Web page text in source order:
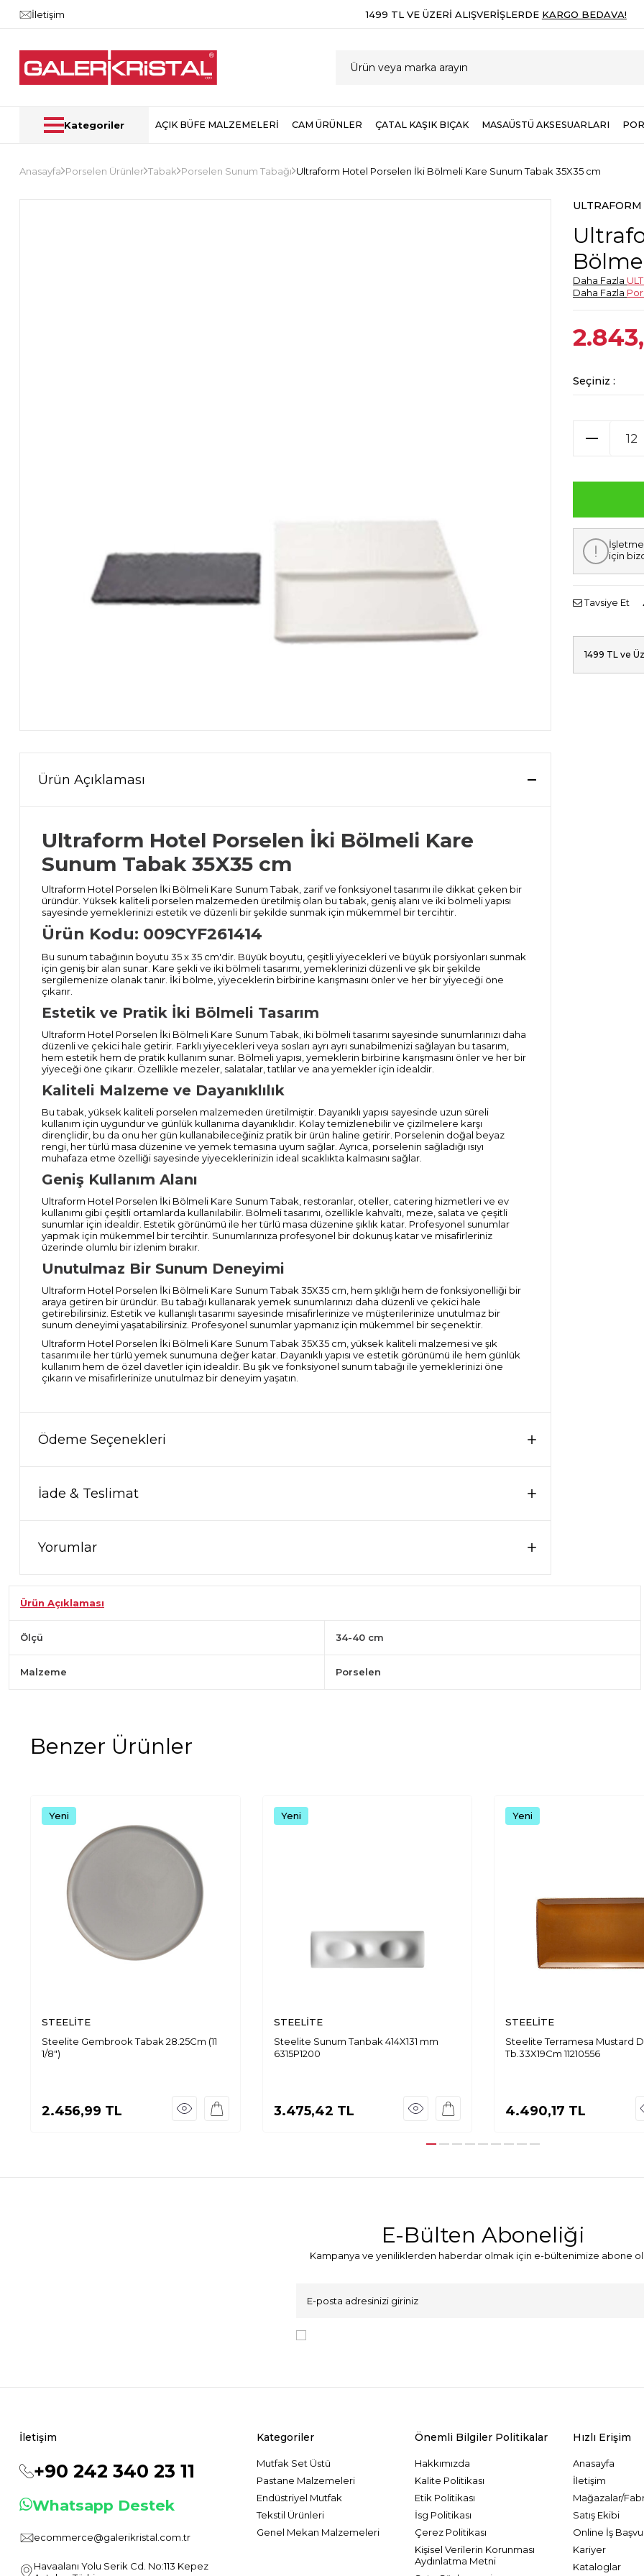
İletişim 1499 TL VE ÜZERI ALIŞVERIŞLERDE KARGO BEDAVA!
Kategoriler AÇIK BÜFE MALZEMELERİ CAM ÜRÜNLER ÇATAL KAŞIK BIÇAK MASAÜSTÜ AKSESUARLARI
Anasayfa Porselen Ürünler Tabak Porselen Sunum Tabağı Ultraform Hotel Porselen İki Bölmeli Kare Sunum Tabak 35X35 cm
Ürün Açıklaması
Ultraform Hotel Porselen İki Bölmeli Kare
Sunum Tabak 35X35 cm
Ultraform Hotel Porselen İki Bölmeli Kare Sunum Tabak, zarif ve fonksiyonel tasarımı ile dikkat çeken bir
üründür. Yüksek kaliteli porselen malzemeden üretilmiş olan bu tabak, geniş alanı ve iki bölmeli yapısı
sayesinde yemeklerinizi estetik ve düzenli bir şekilde sunmak için mükemmel bir tercihtir.
Ürün Kodu: 009CYF261414
Bu sunum tabağının boyutu 35 x 35 cm'dir. Büyük boyutu, çeşitli yiyecekleri ve büyük porsiyonları sunmak
için geniş bir alan sunar. Kare şekli ve iki bölmeli tasarımı, yemeklerinizi düzenli ve şık bir şekilde
sergilemenize olanak tanır. İki bölme, yiyeceklerin birbirine karışmasını önler ve her bir yiyeceği öne
çıkarır.
Estetik ve Pratik İki Bölmeli Tasarım
Ultraform Hotel Porselen İki Bölmeli Kare Sunum Tabak, iki bölmeli tasarımı sayesinde sunumlarınızı daha
düzenli ve çekici hale getirir. Farklı yiyecekleri veya sosları ayrı ayrı sunabilmenizi sağlayan bu tasarım,
hem estetik hem de pratik kullanım sunar. Bölmeli yapısı, yemeklerin birbirine karışmasını önler ve her bir
yiyeceği öne çıkarır. Özellikle mezeler, salatalar, tatlılar ve ana yemekler için idealdir.
Kaliteli Malzeme ve Dayanıklılık
Bu tabak, yüksek kaliteli porselen malzemeden üretilmiştir. Dayanıklı yapısı sayesinde uzun süreli
kullanım için uygundur ve günlük kullanıma dayanıklıdır. Kolay temizlenebilir ve çizilmelere karşı
dirençlidir, bu da onu her gün kullanabileceğiniz pratik bir ürün haline getirir. Porselenin doğal beyaz
rengi, her türlü masa düzenine ve yemek temasına uyum sağlar. Ayrıca, porselenin sağladığı ısıyı
muhafaza etme özelliği sayesinde yiyeceklerinizin ideal sıcaklıkta kalmasını sağlar.
Geniş Kullanım Alanı
Ultraform Hotel Porselen İki Bölmeli Kare Sunum Tabak, restoranlar, oteller, catering hizmetleri ve ev
kullanımı gibi çeşitli ortamlarda kullanılabilir. Bölmeli tasarımı, özellikle kahvaltı, meze, salata ve çeşitli
sunumlar için idealdir. Estetik görünümü ile her türlü masa düzenine şıklık katar. Profesyonel sunumlar
yapmak için mükemmel bir tercihtir. Sunumlarınıza profesyonel bir dokunuş katar ve misafirleriniz
üzerinde olumlu bir izlenim bırakır.
Unutulmaz Bir Sunum Deneyimi
Ultraform Hotel Porselen İki Bölmeli Kare Sunum Tabak 35X35 cm, hem şıklığı hem de fonksiyonelliği bir
araya getiren bir üründür. Bu tabağı kullanarak yemek sunumlarınızı daha düzenli ve çekici hale
getirebilirsiniz. Estetik ve kullanışlı tasarımı sayesinde misafirlerinize ve müşterilerinize unutulmaz bir
sunum deneyimi yaşatabilirsiniz. Profesyonel sunumlar yapmanız için mükemmel bir seçenektir.
Ultraform Hotel Porselen İki Bölmeli Kare Sunum Tabak 35X35 cm, yüksek kaliteli malzemesi ve şık
tasarımı ile her türlü yemek sunumuna değer katar. Dayanıklı yapısı ve estetik görünümü ile hem günlük
kullanım hem de özel davetler için idealdir. Bu şık ve fonksiyonel sunum tabağı ile yemeklerinizi öne
çıkarın ve misafirlerinize unutulmaz bir deneyim yaşatın.
Ödeme Seçenekleri
İade & Teslimat
Yorumlar
cm
Daha Fazla
Daha Fazla
Seçiniz :
için
Tavsiye Et
1499 TL ve
Ürün Açıklaması
Ölçü 34-40 cm
Malzeme Porselen
Benzer Ürünler
Yeni
STEELİTE
Steelite Gembrook Tabak 28.25Cm (11
1/8")
2.456,99 TL
Yeni
STEELİTE
Steelite Sunum Tanbak 414X131 mm
6315P1200
3.475,42 TL
Yeni
STEELİTE
Steelite Terramesa Mustard
Tb.33X19Cm 11210556
4.490,17 TL
E-Bülten Aboneliği
Kampanya ve yeniliklerden haberdar olmak için e-bültenimize abone
İletişim
+90 242 340 23 11
Whatsapp Destek
ecommerce@galerikristal.com.tr
Havaalanı Yolu Serik Cd. No:113 Kepez
Kategoriler
Mutfak Set Üstü
Pastane Malzemeleri
Endüstriyel Mutfak
Tekstil Ürünleri
Genel Mekan Malzemeleri
Önemli Bilgiler Politikalar
Hakkımızda
Kalite Politikası
Etik Politikası
İsg Politikası
Çerez Politikası
Kişisel Verilerin Korunması
Aydınlatma Metni
Hızlı Erişim
Anasayfa
İletişim
Mağazalar/
Satış Ekibi
Online İş
Kariyer
Kataloglar